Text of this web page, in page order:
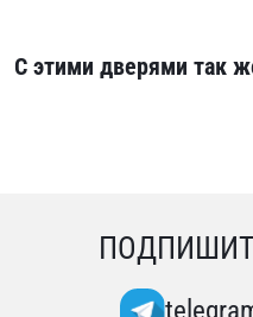
С этими дверями так